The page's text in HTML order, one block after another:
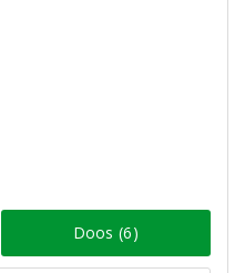
Doos (6)